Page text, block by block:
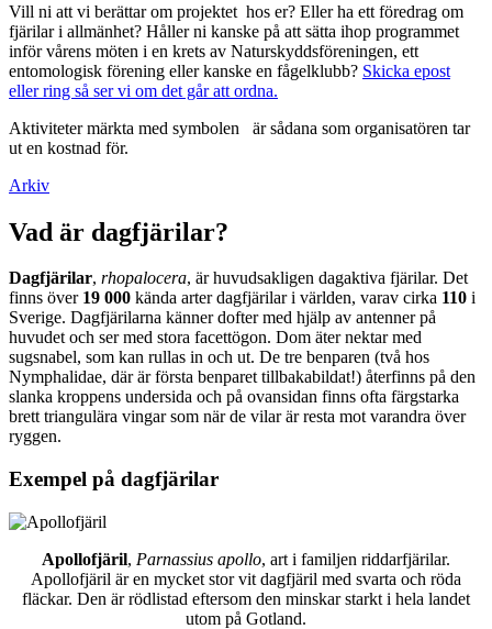
Vill ni att vi berättar om projektet hos er? Eller ha ett föredrag om
fjärilar i allmänhet? Håller ni kanske på att sätta ihop programmet
inför vårens möten i en krets av Naturskyddsföreningen, ett
entomologisk förening eller kanske en fågelklubb? Skicka epost
eller ring så ser vi om det går att ordna.
Aktiviteter märkta med symbolen
är sådana som organisatören tar
ut en kostnad för.
Arkiv
Vad är dagfjärilar?
Dagfjärilar, rhopalocera, är huvudsakligen dagaktiva fjärilar. Det
finns över 19 000 kända arter dagfjärilar i världen, varav cirka 110 i
Sverige. Dagfjärilarna känner dofter med hjälp av antenner på
huvudet och ser med stora facettögon. Dom äter nektar med
sugsnabel, som kan rullas in och ut. De tre benparen (två hos
Nymphalidae, där är första benparet tillbakabildat!) återfinns på den
slanka kroppens undersida och på ovansidan finns ofta färgstarka
brett triangulära vingar som när de vilar är resta mot varandra över
ryggen.
Exempel på dagfjärilar
Apollofjäril, Parnassius apollo, art i familjen riddarfjärilar.
Apollofjäril är en mycket stor vit dagfjäril med svarta och röda
fläckar. Den är rödlistad eftersom den minskar starkt i hela landet
utom på Gotland.